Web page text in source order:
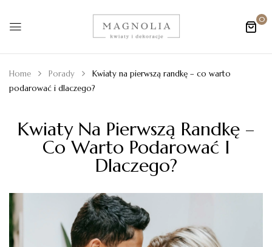
0
Home Porady
Kwiaty na pierwszą randkę – co warto
podarować i dlaczego?
Kwiaty Na Pierwszą Randkę –
Co Warto Podarować I
Dlaczego?